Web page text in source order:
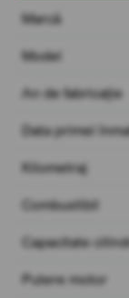
Marcă
Model
An de fabricație
Data primei
Kilometraj
Combustibil
Capacitate
Putere motor